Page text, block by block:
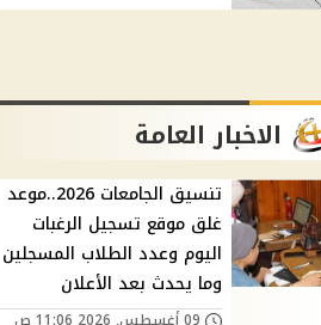
الاخبار العامة
تنسيق الجامعات 2026..موعد
غلق موقع تسجيل الرغبات
اليوم وعدد الطلاب المسجلين
وما يحدث بعد الأعلان